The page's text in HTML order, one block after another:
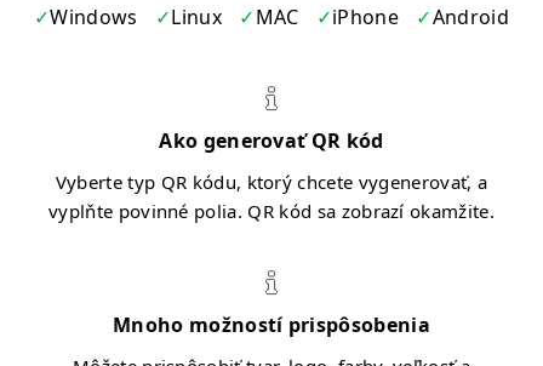
Windows Linux MAC iPhone Android
Ako generovať QR kód
Vyberte typ QR kódu, ktorý chcete vygenerovať, a
vyplňte povinné polia. QR kód sa zobrazí okamžite.
Mnoho možností prispôsobenia